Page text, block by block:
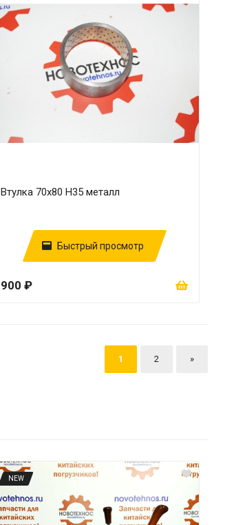
Втулка 70х80 H35 металл
Быстрый просмотр
900 ₽
1 2 »
NEW